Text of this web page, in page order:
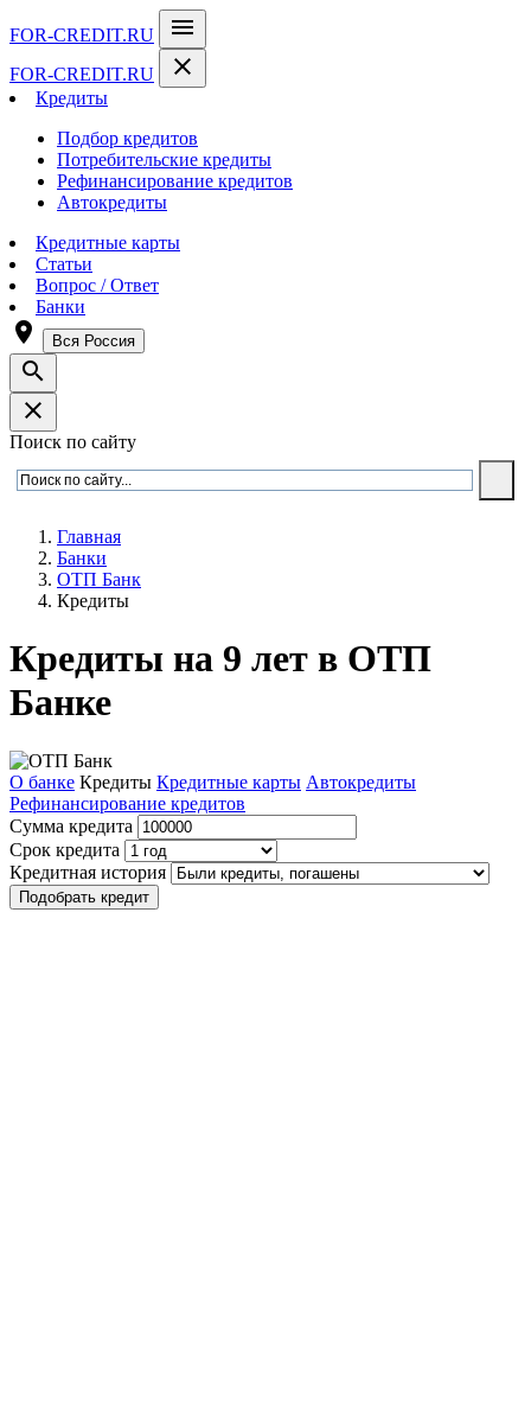
FOR-CREDIT.RU menu
FOR-CREDIT.RU close
Кредиты
Подбор кредитов
Потребительские кредиты
Рефинансирование кредитов
Автокредиты
Кредитные карты
Статьи
Вопрос / Ответ
Банки
room Вся Россия
search
close
Поиск по сайту
Главная
Банки
ОТП Банк
Кредиты
Кредиты на 9 лет в ОТП
Банке
О банке Кредиты Кредитные карты Автокредиты
Рефинансирование кредитов
Сумма кредита
Срок кредита
Кредитная история
Подобрать кредит